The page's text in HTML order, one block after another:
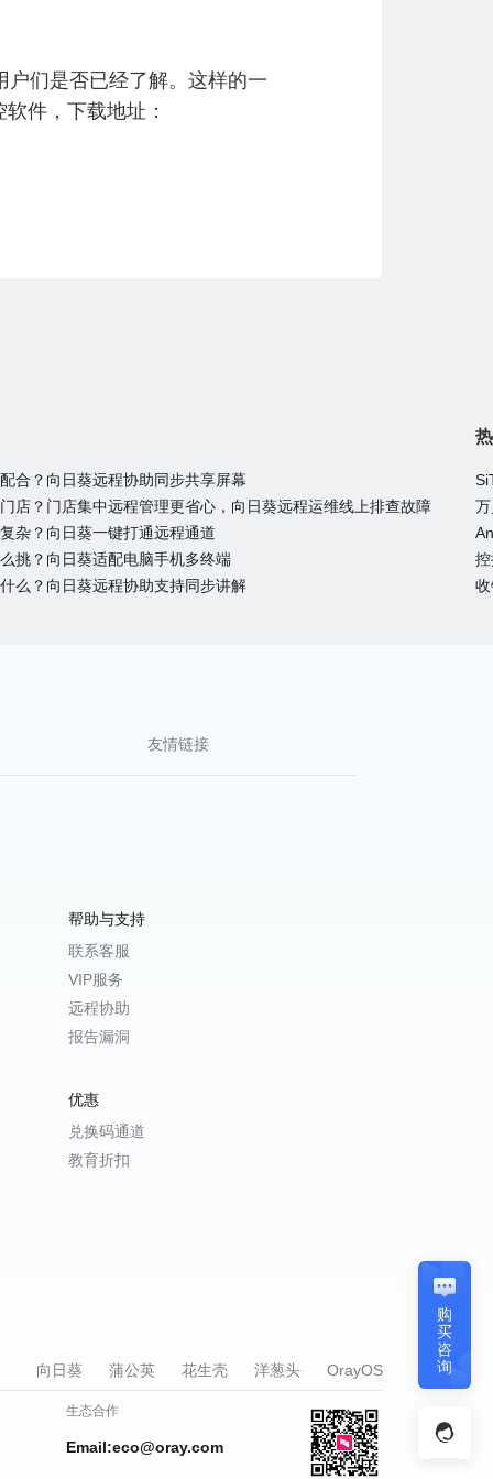
们是否已经了解。这样的一
件，下载地址：
合？向日葵远程协助同步共享屏幕
店？门店集中远程管理更省心，向日葵远程运维线上排查故障
杂？向日葵一键打通远程通道
挑？向日葵适配电脑手机多终端
么？向日葵远程协助支持同步讲解
友情链接
帮助与支持
联系客服
VIP服务
远程协助
报告漏洞
优惠
兑换码通道
教育折扣
向日葵 蒲公英 花生壳 洋葱头 OrayOS
生态合作
Email:eco@oray.com
购
买
咨
询